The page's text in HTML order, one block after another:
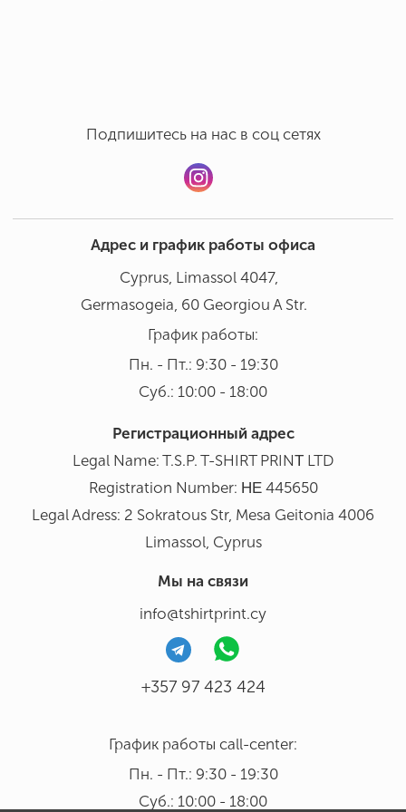
Подпишитесь на нас в соц сетях
Адрес и график работы офиса
Cyprus, Limassol 4047,
Germasogeia, 60 Georgiou A Str.
График работы:
Пн. - Пт.: 9:30 - 19:30
Суб.: 10:00 - 18:00
Регистрационный адрес
Legal Name: T.S.P. T-SHIRT PRINΤ LTD
Registration Number: ΗΕ 445650
Legal Adress: 2 Sokratous Str, Mesa Geitonia 4006
Limassol, Cyprus
Мы на связи
info@tshirtprint.cy
+357 97 423 424
График работы call-center:
Пн. - Пт.: 9:30 - 19:30
Суб.: 10:00 - 18:00